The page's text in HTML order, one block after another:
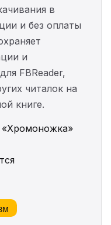
в
и без оплаты
и
FBReader,
читалок на
книге.